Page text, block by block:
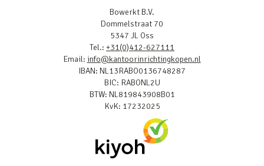
Bowerkt B.V.
Dommelstraat 70
5347 JL Oss
Tel.: +31(0)412-627111
Email: info@kantoorinrichtingkopen.nl
IBAN: NL13RABO0136748287
BIC: RABONL2U
BTW: NL819843908B01
KvK: 17232025